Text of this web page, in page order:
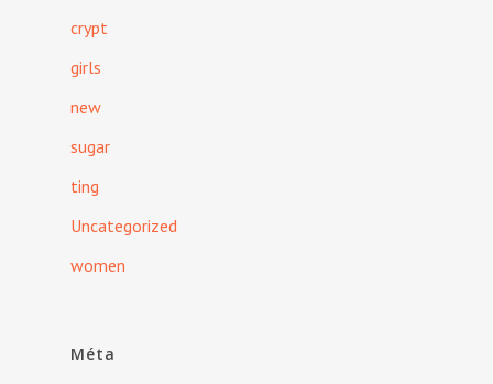
crypt
girls
new
sugar
ting
Uncategorized
women
Méta